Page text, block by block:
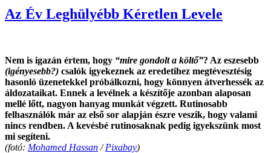
Az Év Leghülyébb Kéretlen Levele
Nem is igazán értem, hogy “mire gondolt a költő”? Az eszesebb
(igényesebb?) csalók igyekeznek az eredetihez megtévesztésig
hasonló üzenetekkel próbálkozni, hogy könnyen átverhessék az
áldozataikat. Ennek a levélnek a készítője azonban alaposan
mellé lőtt, nagyon hanyag munkát végzett. Rutinosabb
felhasználók már az első sor alapján észre veszik, hogy valami
nincs rendben. A kevésbé rutinosaknak pedig igyekszünk most
mi segíteni.
(fotó: Mohamed Hassan /Pixabay)